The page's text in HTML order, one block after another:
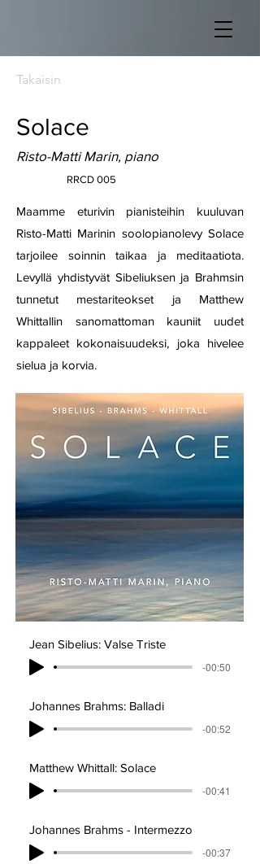
Takaisin
Solace
Risto-Matti Marin, piano
RRCD 005
Maamme eturivin pianisteihin kuuluvan
Risto-Matti Marinin soolopianolevy Solace
tarjoilee soinnin taikaa ja meditaatiota.
Levyllä yhdistyvät Sibeliuksen ja Brahmsin
tunnetut mestariteokset ja Matthew
Whittallin sanomattoman kauniit uudet
kappaleet kokonaisuudeksi, joka hivelee
sielua ja korvia.
Jean Sibelius: Valse Triste
-00:50
Johannes Brahms: Balladi
-00:52
Matthew Whittall: Solace
-00:41
Johannes Brahms - Intermezzo
-00:37